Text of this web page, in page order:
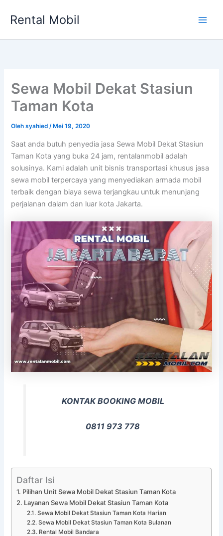
Rental Mobil
Sewa Mobil Dekat Stasiun
Taman Kota
Olehsyahied/ Mei 19, 2020
Saat anda butuh penyedia jasa Sewa Mobil Dekat Stasiun
Taman Kota yang buka 24 jam, rentalanmobil adalah
solusinya. Kami adalah unit bisnis transportasi khusus jasa
sewa mobil terpercaya yang menyediakan armada mobil
terbaik dengan biaya sewa terjangkau untuk menunjang
perjalanan dalam dan luar kota Jakarta.
KONTAK BOOKING MOBIL
0811 973 778
Daftar Isi
Pilihan Unit Sewa Mobil Dekat Stasiun Taman Kota
Layanan Sewa Mobil Dekat Stasiun Taman Kota
Sewa Mobil Dekat Stasiun Taman Kota Harian
Sewa Mobil Dekat Stasiun Taman Kota Bulanan
Rental Mobil Bandara